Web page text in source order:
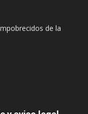
de la